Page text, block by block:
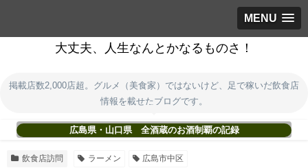
MENU
大丈夫、人生なんとかなるものさ！
掲載店数2,000店超。グルメ（美食家）ではないけど、足で稼いだ飲食店
情報を載せたブログです。
広島県・山口県 全酒蔵のお酒制覇の記録
飲食店訪問 ラーメン 広島市中区